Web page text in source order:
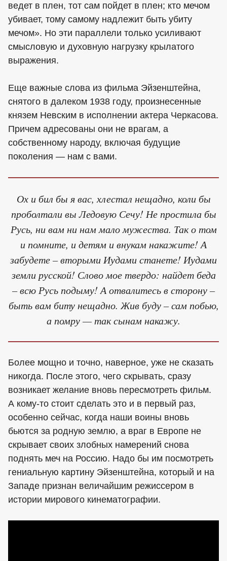
ведет в плен, тот сам пойдет в плен; кто мечом
убивает, тому самому надлежит быть убиту
мечом». Но эти параллели только усиливают
смысловую и духовную нагрузку крылатого
выражения.
Еще важные слова из фильма Эйзенштейна,
снятого в далеком 1938 году, произнесенные
князем Невским в исполнении актера Черкасова.
Причем адресованы они не врагам, а
собственному народу, включая будущие
поколения — нам с вами.
Ох и бил бы я вас, хлестал нещадно, коли бы
проболтали вы Ледовую Сечу! Не простила бы
Русь, ни вам ни нам мало мужества. Так о том
и помните, и детям и внукам накажите! А
забудете – вторыми Иудами станете! Иудами
земли русской! Слово мое твердо: найдет беда
– всю Русь подыму! А отвалитесь в сторону –
быть вам биту нещадно. Жив буду – сам побью,
а помру — так сынам накажу.
Более мощно и точно, наверное, уже не сказать
никогда. После этого, чего скрывать, сразу
возникает желание вновь пересмотреть фильм.
А кому-то стоит сделать это и в первый раз,
особенно сейчас, когда наши воины вновь
бьются за родную землю, а враг в Европе не
скрывает своих злобных намерений снова
поднять меч на Россию. Надо бы им посмотреть
гениальную картину Эйзенштейна, который и на
Западе признан величайшим режиссером в
истории мирового кинематографии.